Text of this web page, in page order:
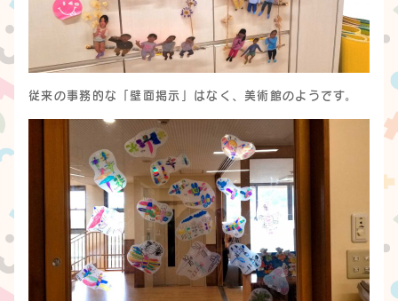
従来の事務的な「壁面掲示」はなく、美術館のようです。